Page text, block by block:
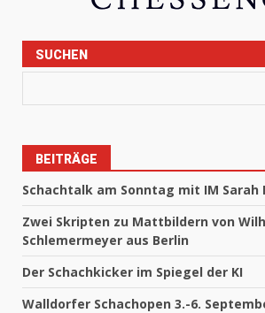
SUCHEN
BEITRÄGE
Schachtalk am Sonntag mit IM Sarah
Zwei Skripten zu Mattbildern von
Schlemermeyer aus Berlin
Der Schachkicker im Spiegel der KI
Walldorfer Schachopen 3.-6.